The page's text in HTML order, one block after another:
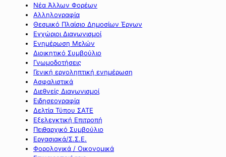
Νέα Άλλων Φορέων
Αλληλογραφία
Θεσμικό Πλαίσιο Δημοσίων Έργων
Εγχώριοι Διαγωνισμοί
Ενημέρωση Μελών
Διοικητικό Συμβούλιο
Γνωμοδοτήσεις
Γενική εργοληπτική ενημέρωση
Ασφαλιστικά
Διεθνείς Διαγωνισμοί
Ειδησεογραφία
Δελτία Τύπου ΣΑΤΕ
Εξελεγκτική Επιτροπή
Πειθαρχικό Συμβούλιο
Εργασιακά/Σ.Σ.Ε.
Φορολογικά / Οικονομικά